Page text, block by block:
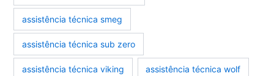
assistência técnica smeg
assistência técnica sub zero
assistência técnica viking assistência técnica wolf